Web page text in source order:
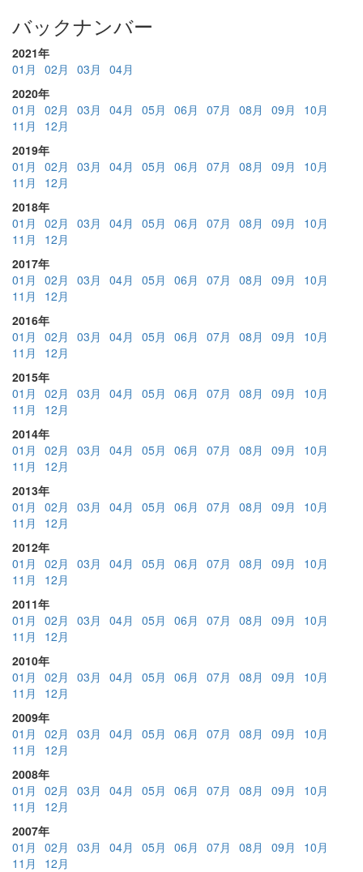
バックナンバー
2021年
01月
02月 03月
04月
2020年
01月
02月 03月 04月 05月 06月 07月 08月 09月
10月
11月
12月
2019年
01月
02月 03月 04月 05月 06月 07月 08月 09月
10月
11月
12月
2018年
01月
02月 03月 04月 05月 06月 07月 08月 09月
10月
11月
12月
2017年
01月
02月 03月 04月 05月 06月 07月 08月 09月
10月
11月
12月
2016年
01月
02月 03月 04月 05月 06月 07月 08月 09月
10月
11月
12月
2015年
01月
02月 03月 04月 05月 06月 07月 08月 09月
10月
11月
12月
2014年
01月
02月 03月 04月 05月 06月 07月 08月 09月
10月
11月
12月
2013年
01月
02月 03月 04月 05月 06月 07月 08月 09月
10月
11月
12月
2012年
01月
02月 03月 04月 05月 06月 07月 08月 09月
10月
11月
12月
2011年
01月
02月 03月 04月 05月 06月 07月 08月 09月
10月
11月
12月
2010年
01月
02月 03月 04月 05月 06月 07月 08月 09月
10月
11月
12月
2009年
01月
02月 03月 04月 05月 06月 07月 08月 09月
10月
11月
12月
2008年
01月
02月 03月 04月 05月 06月 07月 08月 09月
10月
11月
12月
2007年
01月
02月 03月 04月 05月 06月 07月 08月 09月
10月
11月
12月